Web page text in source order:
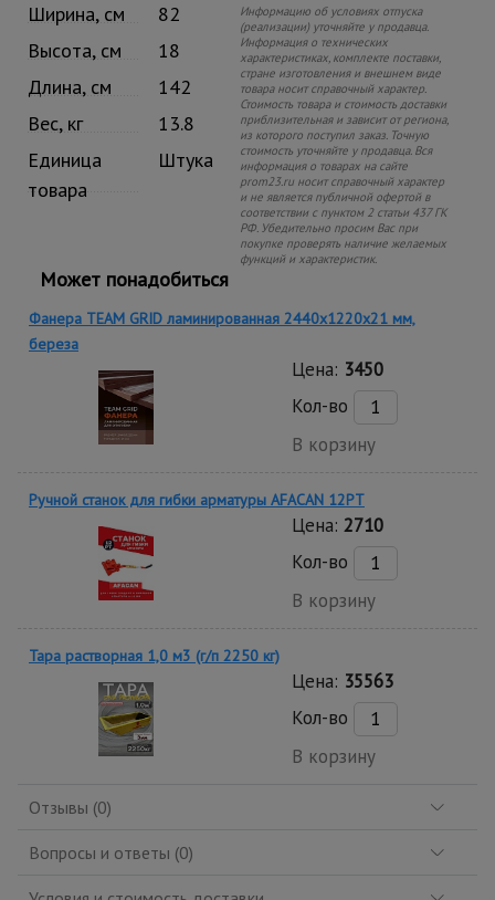
Ширина, см
82
Высота, см
18
Длина, см
142
Вес, кг
13.8
Единица
товара
Штука
Информацию об условиях отпуска
(реализации) уточняйте у продавца.
Информация о технических
характеристиках, комплекте поставки,
стране изготовления и внешнем виде
товара носит справочный характер.
Стоимость товара и стоимость доставки
приблизительная и зависит от региона,
из которого поступил заказ. Точную
стоимость уточняйте у продавца. Вся
информация о товарах на сайте
prom23.ru носит справочный характер
и не является публичной офертой в
соответствии с пунктом 2 статьи 437 ГК
РФ. Убедительно просим Вас при
покупке проверять наличие желаемых
функций и характеристик.
Может понадобиться
Фанера TEAM GRID ламинированная 2440х1220х21 мм,
береза
Цена: 3450
Кол-во
В корзину
Ручной станок для гибки арматуры AFACAN 12PT
Цена: 2710
Кол-во
В корзину
Тара растворная 1,0 м3 (г/п 2250 кг)
Цена: 35563
Кол-во
В корзину
Отзывы (0)
Вопросы и ответы (0)